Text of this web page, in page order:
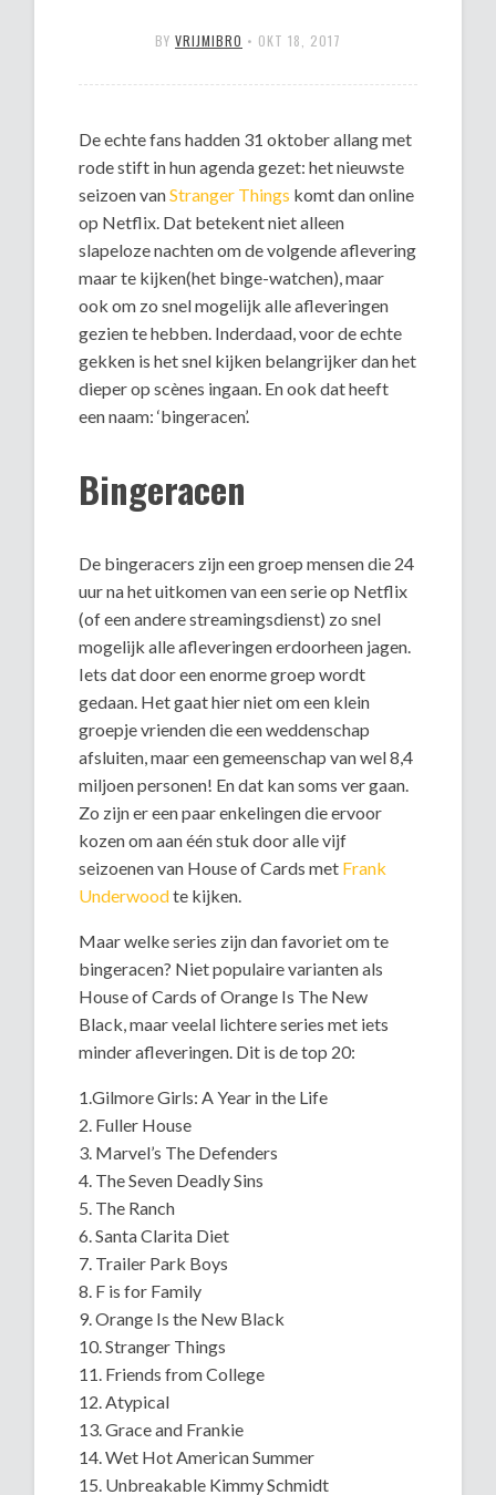
BY VRIJMIBRO • OKT 18, 2017
De echte fans hadden 31 oktober allang met
rode stift in hun agenda gezet: het nieuwste
seizoen vanStranger Things komt dan online
op Netflix. Dat betekent niet alleen
slapeloze nachten om de volgende aflevering
maar te kijken(het binge-watchen), maar
ook om zo snel mogelijk alle afleveringen
gezien te hebben. Inderdaad, voor de echte
gekken is het snel kijken belangrijker dan het
dieper op scènes ingaan. En ook dat heeft
een naam: ‘bingeracen’.
Bingeracen
De bingeracers zijn een groep mensen die 24
uur na het uitkomen van een serie op Netflix
(of een andere streamingsdienst) zo snel
mogelijk alle afleveringen erdoorheen jagen.
Iets dat door een enorme groep wordt
gedaan. Het gaat hier niet om een klein
groepje vrienden die een weddenschap
afsluiten, maar een gemeenschap van wel 8,4
miljoen personen! En dat kan soms ver gaan.
Zo zijn er een paar enkelingen die ervoor
kozen om aan één stuk door alle vijf
seizoenen van House of Cards met Frank
Underwoodte kijken.
Maar welke series zijn dan favoriet om te
bingeracen? Niet populaire varianten als
House of Cards of Orange Is The New
Black, maar veelal lichtere series met iets
minder afleveringen. Dit is de top 20:
1.Gilmore Girls: A Year in the Life
2. Fuller House
3. Marvel’s The Defenders
4. The Seven Deadly Sins
5. The Ranch
6. Santa Clarita Diet
7. Trailer Park Boys
8. F is for Family
9. Orange Is the New Black
10. Stranger Things
11. Friends from College
12. Atypical
13. Grace and Frankie
14. Wet Hot American Summer
15. Unbreakable Kimmy Schmidt